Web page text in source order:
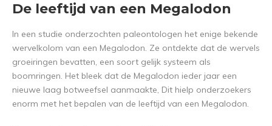
De leeftijd van een Megalodon
In een studie onderzochten paleontologen het enige bekende
wervelkolom van een Megalodon. Ze ontdekte dat de wervels
groeiringen bevatten, een soort gelijk systeem als
boomringen. Het bleek dat de Megalodon ieder jaar een
nieuwe laag botweefsel aanmaakte, Dit hielp onderzoekers
enorm met het bepalen van de leeftijd van een Megalodon.